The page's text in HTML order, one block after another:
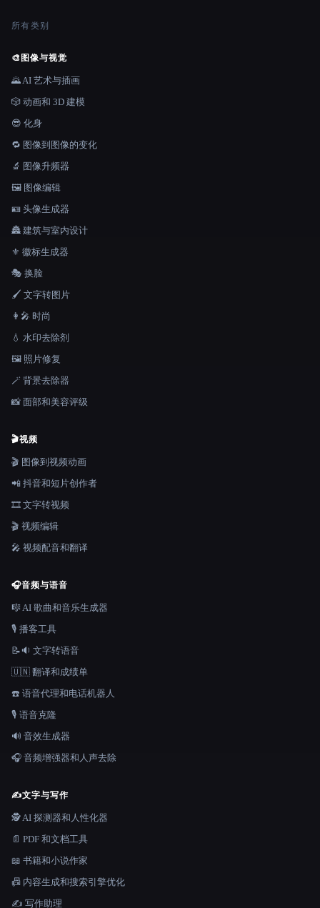
所有类别
🎨 图像与视觉
🌄 AI 艺术与插画
🎲 动画和 3D 建模
😎 化身
🔁 图像到图像的变化
🔬 图像升频器
🖼️ 图像编辑
🪪 头像生成器
🏯 建筑与室内设计
⚜️ 徽标生成器
🎭 换脸
🖌️ 文字转图片
👩‍🎤 时尚
💧 水印去除剂
🖼️ 照片修复
🪄 背景去除器
📸 面部和美容评级
🎬视频
🎬 图像到视频动画
📲 抖音和短片创作者
🎞️ 文字转视频
🎬 视频编辑
🎤 视频配音和翻译
🎧音频与语音
🎼 AI 歌曲和音乐生成器
🎙️ 播客工具
📝🔉 文字转语音
🇺🇳 翻译和成绩单
☎️ 语音代理和电话机器人
🎙️ 语音克隆
🔊 音效生成器
🎧 音频增强器和人声去除
✍️文字与写作
🕵️ AI 探测器和人性化器
📄 PDF 和文档工具
📖 书籍和小说作家
📠 内容生成和搜索引擎优化
✍️ 写作助理